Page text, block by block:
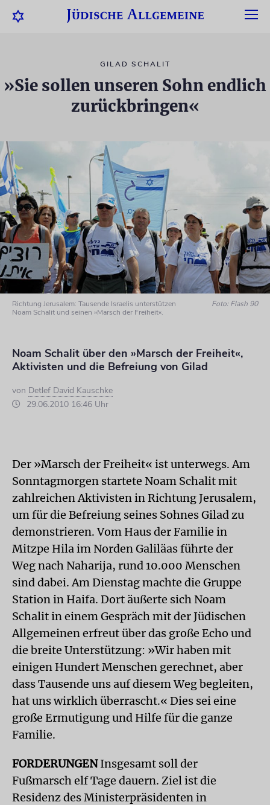
GILAD SCHALIT
»Sie sollen unseren Sohn endlich
zurückbringen«
Richtung Jerusalem: Tausende Israelis unterstützen
Noam Schalit und seinen »Marsch der Freiheit«.
Foto: Flash 90
Noam Schalit über den »Marsch der Freiheit«,
Aktivisten und die Befreiung von Gilad
von Detlef David Kauschke
29.06.2010 16:46 Uhr
Der »Marsch der Freiheit« ist unterwegs. Am
Sonntagmorgen startete Noam Schalit mit
zahlreichen Aktivisten in Richtung Jerusalem,
um für die Befreiung seines Sohnes Gilad zu
demonstrieren. Vom Haus der Familie in
Mitzpe Hila im Norden Galiläas führte der
Weg nach Naharija, rund 10.000 Menschen
sind dabei. Am Dienstag machte die Gruppe
Station in Haifa. Dort äußerte sich Noam
Schalit in einem Gespräch mit der Jüdischen
Allgemeinen erfreut über das große Echo und
die breite Unterstützung: »Wir haben mit
einigen Hundert Menschen gerechnet, aber
dass Tausende uns auf diesem Weg begleiten,
hat uns wirklich überrascht.« Dies sei eine
große Ermutigung und Hilfe für die ganze
Familie.
FORDERUNGENInsgesamt soll der
Fußmarsch elf Tage dauern. Ziel ist die
Residenz des Ministerpräsidenten in